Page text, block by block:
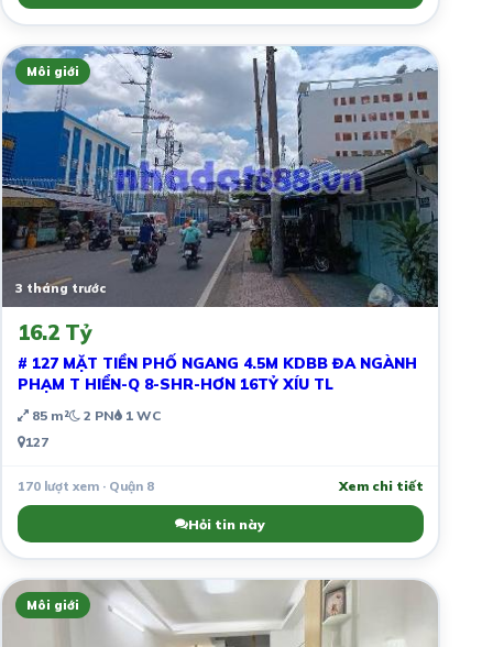
Môi giới
3 tháng trước
16.2 Tỷ
# 127 MẶT TIỀN PHỐ NGANG 4.5M KDBB ĐA NGÀNH
PHẠM T HIỂN-Q 8-SHR-HƠN 16TỶ XÍU TL
85 m² 2 PN 1 WC
127
170 lượt xem · Quận 8 Xem chi tiết
Hỏi tin này
Môi giới